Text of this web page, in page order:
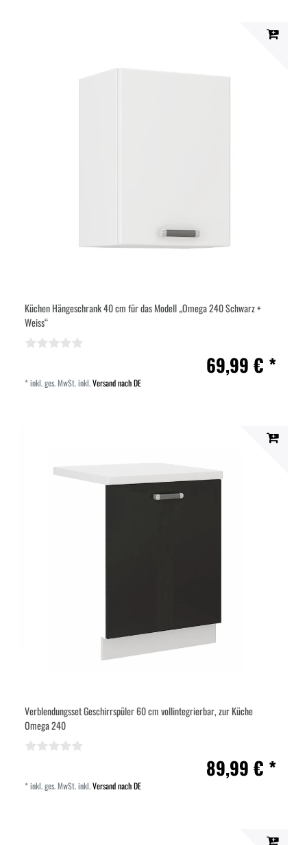
Küchen Hängeschrank 40 cm für das Modell „Omega 240 Schwarz +
Weiss“
69,99 € *
*inkl. ges. MwSt.inkl.Versand nach DE
Verblendungsset Geschirrspüler 60 cm vollintegrierbar, zur Küche
Omega 240
89,99 € *
*inkl. ges. MwSt.inkl.Versand nach DE